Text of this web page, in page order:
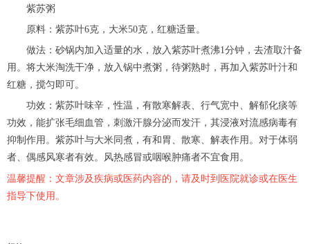
紫苏粥
原料：紫苏叶6克，大米50克，红糖适量。
做法：砂锅内加入适量的水，放入紫苏叶煮沸1分钟，去渣取汁备
用。将大米淘洗干净，放入锅中煮粥，待粥熟时，再加入紫苏叶汁和
红糖，搅匀即可。
功效：紫苏叶味辛，性温，有散寒解表、行气宽中、解郁化痰等
功效，能扩张毛细血管，刺激汗腺分泌而发汗，其浸液对流感病毒有
抑制作用。紫苏叶与大米同煮，有和胃、散寒、解表作用。对于体弱
者、偶感风寒者有效。风热感冒或咽喉肿痛者不宜食用。
温馨提醒：文章涉及疾病或医药内容的，请及时到医院就诊或在医生
指导下使用。